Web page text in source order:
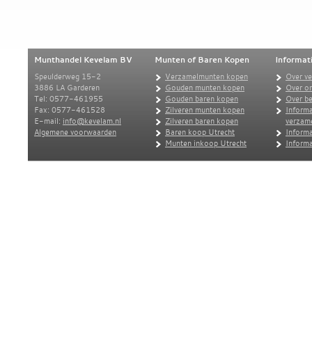
Munthandel Kevelam BV
Speulderweg 15-2
3886 LA Garderen
Tel: 0577-461955
Fax: 0577-461528
E-mail: info@kevelam.nl
Algemene voorwaarden
Munten of Baren Kopen
Verzamelmunten kopen
Gouden munten kopen
Gouden baren kopen
Zilveren munten kopen
Zilveren baren kopen
Baren koop Utrecht
Munten inkoop Utrecht
Over
Over
Over